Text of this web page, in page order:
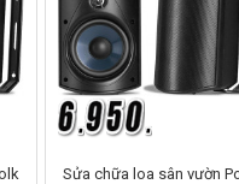
Sửa chữa loa sân vườn